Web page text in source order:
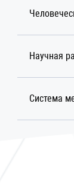
Научная
Система